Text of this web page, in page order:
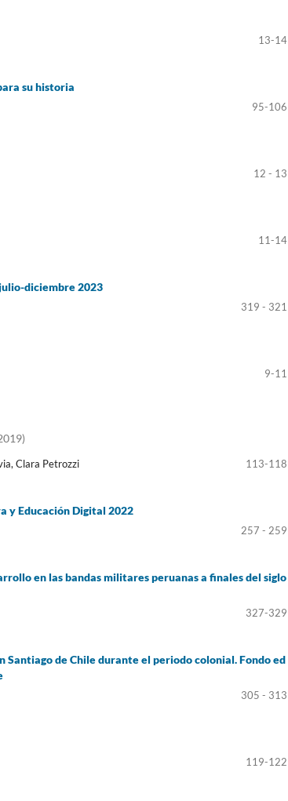
13-14
su historia
95-106
12 - 13
11-14
diciembre 2023
319 - 321
9-11
Clara Petrozzi
113-118
y Educación Digital 2022
257 - 259
en las bandas militares peruanas a finales del siglo
327-329
Santiago de Chile durante el periodo colonial. Fondo ed
305 - 313
119-122